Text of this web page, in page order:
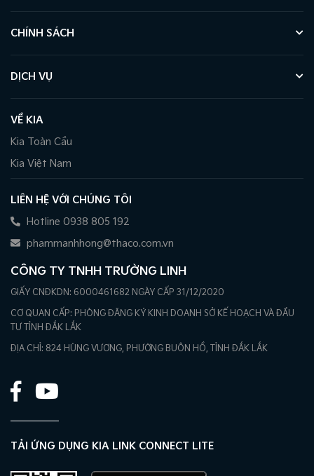
CHÍNH SÁCH
DỊCH VỤ
VỀ KIA
Kia Toàn Cầu
Kia Việt Nam
LIÊN HỆ VỚI CHÚNG TÔI
Hotline 0938 805 192
phammanhhong@thaco.com.vn
CÔNG TY TNHH TRƯỜNG LINH
GIẤY CNĐKDN: 6000461682 NGÀY CẤP 31/12/2020
CƠ QUAN CẤP: PHÒNG ĐĂNG KÝ KINH DOANH SỞ KẾ HOẠCH VÀ ĐẦU
TƯ TỈNH ĐẮK LẮK
ĐỊA CHỈ: 824 HÙNG VƯƠNG, PHƯỜNG BUÔN HỒ, TỈNH ĐẮK LẮK
TẢI ỨNG DỤNG KIA LINK CONNECT LITE